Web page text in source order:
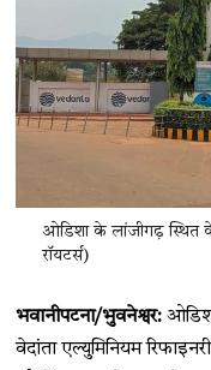
ओडिशा के लांजीगढ़ स्थित
रॉयटर्स)
भवानीपटना/भुवनेश्वर:
वेदांता एल्युमिनियम